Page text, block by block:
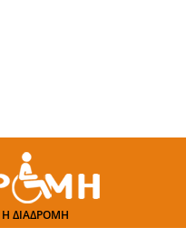
Η ΔΙΑΔΡΟΜΗ